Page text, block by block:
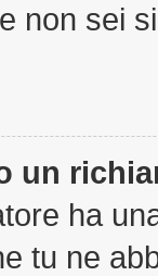
non sei
un
ha
tu ne